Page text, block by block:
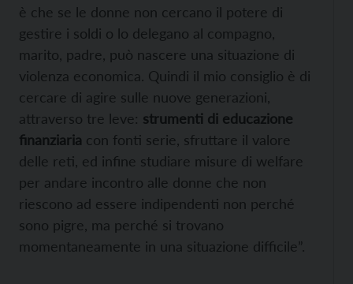
è che se le donne non cercano il potere di
gestire i soldi o lo delegano al compagno,
marito, padre, può nascere una situazione di
violenza economica. Quindi il mio consiglio è di
cercare di agire sulle nuove generazioni,
attraverso tre leve: strumenti di educazione
finanziaria con fonti serie, sfruttare il valore
delle reti, ed infine studiare misure di welfare
per andare incontro alle donne che non
riescono ad essere indipendenti non perché
sono pigre, ma perché si trovano
momentaneamente in una situazione difficile”.